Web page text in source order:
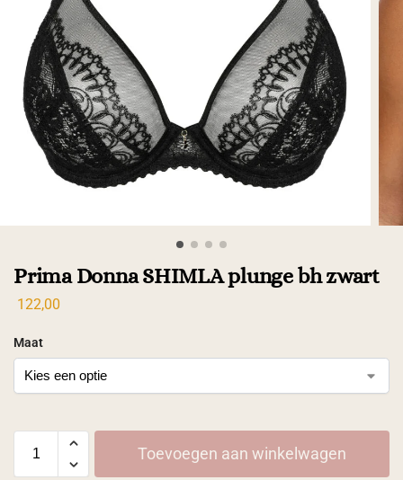
Prima Donna SHIMLA plunge bh zwart
122,00
Maat
Toevoegen aan winkelwagen